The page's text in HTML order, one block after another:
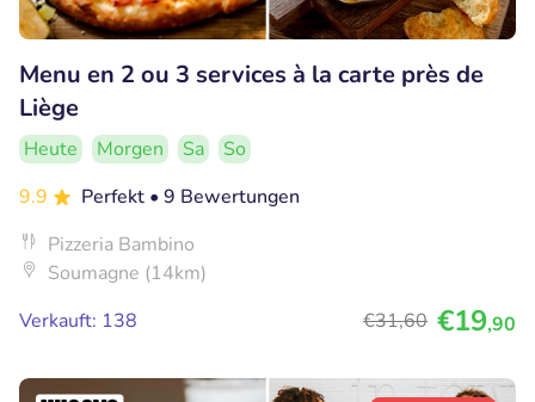
Menu en 2 ou 3 services à la carte près de
Liège
Heute Morgen Sa
So
9.9
Perfekt • 9 Bewertungen
Pizzeria Bambino
Soumagne (14km)
Verkauft: 138
€31,60 €19,90